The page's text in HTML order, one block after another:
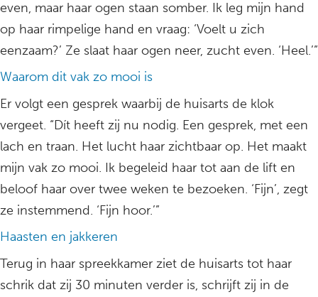
even, maar haar ogen staan somber. Ik leg mijn hand
op haar rimpelige hand en vraag: ‘Voelt u zich
eenzaam?’ Ze slaat haar ogen neer, zucht even. ‘Heel.’”
Waarom dit vak zo mooi is
Er volgt een gesprek waarbij de huisarts de klok
vergeet. “Dít heeft zij nu nodig. Een gesprek, met een
lach en traan. Het lucht haar zichtbaar op. Het maakt
mijn vak zo mooi. Ik begeleid haar tot aan de lift en
beloof haar over twee weken te bezoeken. ‘Fijn’, zegt
ze instemmend. ‘Fijn hoor.’”
Haasten en jakkeren
Terug in haar spreekkamer ziet de huisarts tot haar
schrik dat zij 30 minuten verder is, schrijft zij in de